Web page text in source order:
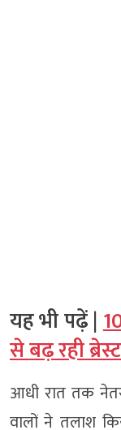
यह भी पढ़ें |
से बढ़ रही
आधी रात तक
वालों ने तलाश